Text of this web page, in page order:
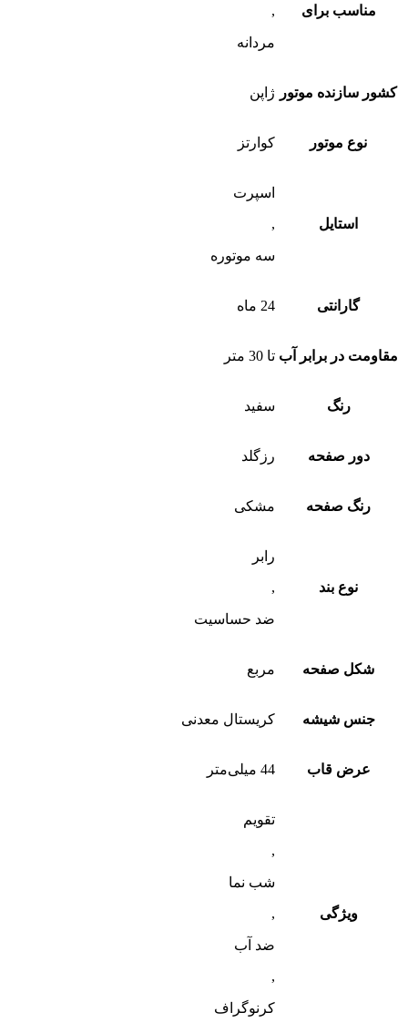
مناسب برای
,
مردانه
کشور سازنده موتور ژاپن
نوع موتور کوارتز
استایل
اسپرت
,
سه موتوره
گارانتی 24 ماه
مقاومت در برابر آب تا 30 متر
رنگ سفید
دور صفحه رزگلد
رنگ صفحه مشکی
نوع بند
رابر
,
ضد‌ حساسیت
شکل صفحه مربع
جنس شیشه کریستال معدنی
عرض قاب 44 میلی‌متر
ویژگی
تقویم
,
شب‌ نما
,
ضد آب
,
کرنوگراف